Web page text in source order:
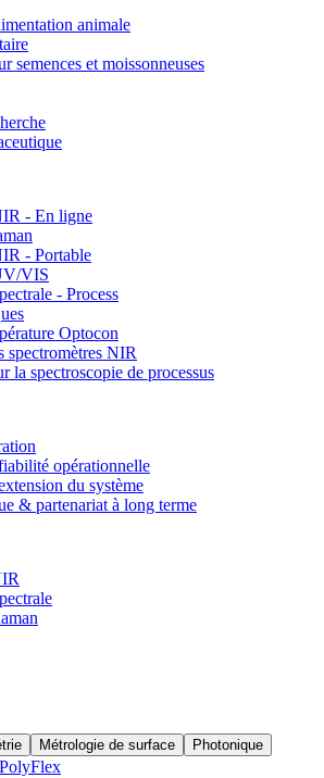
animale
semences et moissonneuses
- En ligne
- Portable
VIS
- Process
Optocon
NIR
la spectroscopie de processus
opérationnelle
du système
& partenariat à long terme
Métrologie de surface
Photonique